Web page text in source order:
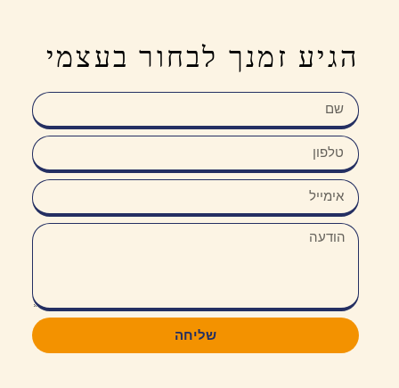
הגיע זמנך לבחור בעצמי
שליחה